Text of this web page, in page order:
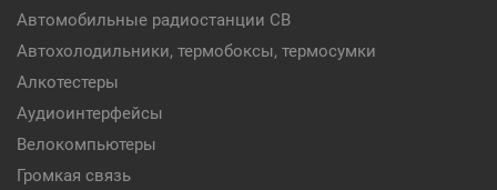
Автомобильные радиостанции CB
Автохолодильники, термобоксы, термосумки
Алкотестеры
Аудиоинтерфейсы
Велокомпьютеры
Громкая связь